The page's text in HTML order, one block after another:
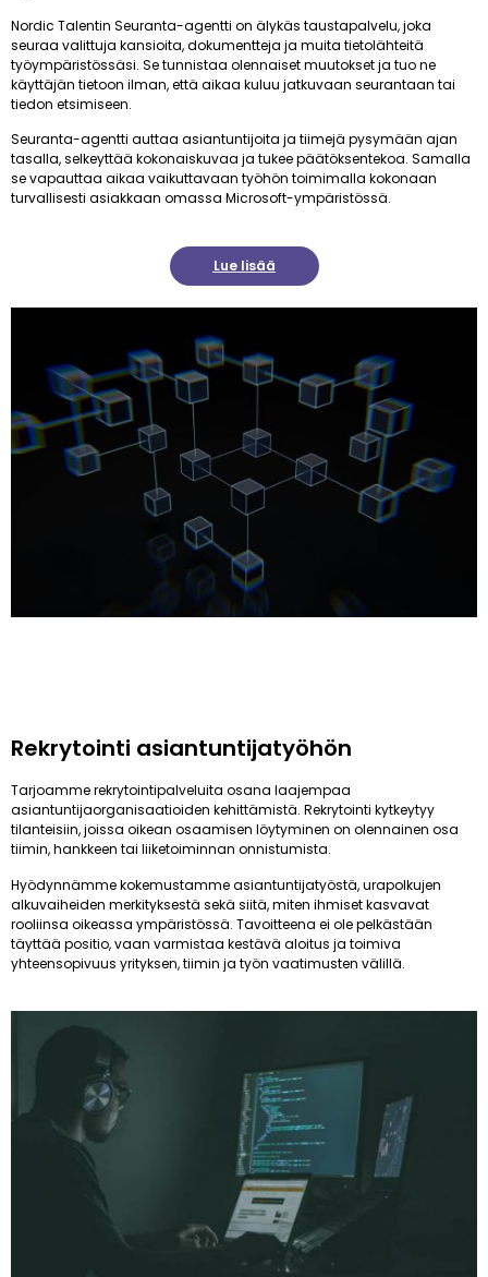
Nordic Talentin Seuranta-agentti on älykäs taustapalvelu, joka
seuraa valittuja kansioita, dokumentteja ja muita tietolähteitä
työympäristössäsi. Se tunnistaa olennaiset muutokset ja tuo ne
käyttäjän tietoon ilman, että aikaa kuluu jatkuvaan seurantaan tai
tiedon etsimiseen.
Seuranta-agentti auttaa asiantuntijoita ja tiimejä pysymään ajan
tasalla, selkeyttää kokonaiskuvaa ja tukee päätöksentekoa. Samalla
se vapauttaa aikaa vaikuttavaan työhön toimimalla kokonaan
turvallisesti asiakkaan omassa Microsoft-ympäristössä.
Lue lisää
Rekrytointi asiantuntijatyöhön
Tarjoamme rekrytointipalveluita osana laajempaa
asiantuntijaorganisaatioiden kehittämistä. Rekrytointi kytkeytyy
tilanteisiin, joissa oikean osaamisen löytyminen on olennainen osa
tiimin, hankkeen tai liiketoiminnan onnistumista.
Hyödynnämme kokemustamme asiantuntijatyöstä, urapolkujen
alkuvaiheiden merkityksestä sekä siitä, miten ihmiset kasvavat
rooliinsa oikeassa ympäristössä. Tavoitteena ei ole pelkästään
täyttää positio, vaan varmistaa kestävä aloitus ja toimiva
yhteensopivuus yrityksen, tiimin ja työn vaatimusten välillä.